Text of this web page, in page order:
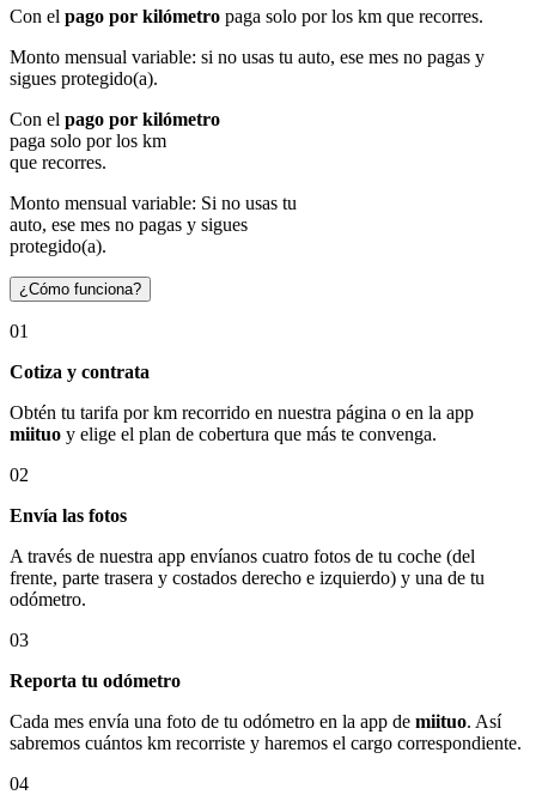
Con el pago por kilómetro paga solo por los km que recorres.
Monto mensual variable: si no usas tu auto, ese mes no pagas y
sigues protegido(a).
Con el pago por kilómetro
paga solo por los km
que recorres.
Monto mensual variable: Si no usas tu
auto, ese mes no pagas y sigues
protegido(a).
¿Cómo funciona?
01
Cotiza y contrata
Obtén tu tarifa por km recorrido en nuestra página o en la app
miituo y elige el plan de cobertura que más te convenga.
02
Envía las fotos
A través de nuestra app envíanos cuatro fotos de tu coche (del
frente, parte trasera y costados derecho e izquierdo) y una de tu
odómetro.
03
Reporta tu odómetro
Cada mes envía una foto de tu odómetro en la app de miituo. Así
sabremos cuántos km recorriste y haremos el cargo correspondiente.
04